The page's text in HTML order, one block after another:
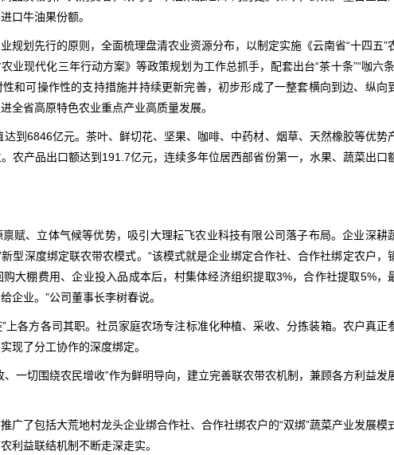
口牛油果份额。
规划先行的原则，全面梳理盘清农业资源分布，以制定实施《云南省“十四五”
业现代化三年行动方案》等政策规划为工作总抓手，配套出台“茶十条”“咖六
和可操作性的支持措施并持续更新完善，初步形成了一整套横向到边、纵向
全省高原特色农业重点产业高质量发展。
到6846亿元。茶叶、鲜切花、坚果、咖啡、中药材、烟草、天然橡胶等优势
农产品出口额达到191.7亿元，连续多年位居西部省份第一，水果、蔬菜出口
赋、立体气候等优势，吸引大理耘飞农业科技有限公司落子布局。企业深耕
型深度绑定联农带农模式。“该模式就是企业绑定合作社、合作社绑定农户，
大棚费用、企业投入品成本后，村集体经济组织提取3%，合作社提取5%，
企业。”公司董事长李树春说。
”上各方各司其职。社员家庭农场专注标准化种植、采收、分拣装箱。农户真正
现了分工协作的深度绑定。
、一切围绕农民增收”作为鲜明导向，建立完善联农带农机制，兼顾各方利益发
广了包括大荒地村龙头企业绑合作社、合作社绑农户的“双绑”蔬菜产业发展模
利益联结机制不断走深走实。